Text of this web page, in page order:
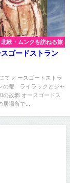
北欧・ムンクを訪ねる旅
ゴードストラン
て オースゴートストラ
の都 ライラックとジャ
の故郷 オースゴードス
居場所で...